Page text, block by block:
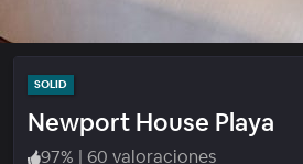
SOLID
Newport House Playa
97% | 60 valoraciones